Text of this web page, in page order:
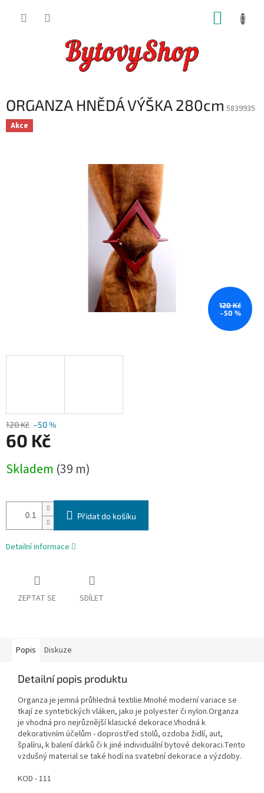
ORGANZA HNĚDÁ VÝŠKA 280cm 5839935
Akce
120 Kč
–50 %
120 Kč –50 %
60 Kč
cena:
Skladem (39 m)
Přidat do košíku
Detailní informace
ZEPTAT SE SDÍLET
Popis Diskuze
Detailní popis produktu
Organza je jemná průhledná textilie.Mnohé moderní variace se
tkají ze syntetických vláken, jako je polyester či nylon.Organza
je vhodná pro nejrůznější klasické dekorace.Vhodná k
dekorativním účelům - doprostřed stolů, ozdoba židlí, aut,
špalíru, k balení dárků či k jiné individuální bytové dekoraci.Tento
vzdušný material se také hodí na svatební dekorace a výzdoby.
KOD - 111